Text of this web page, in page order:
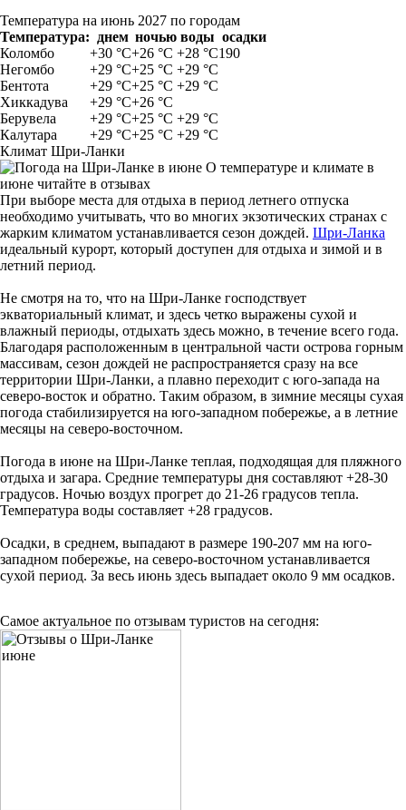
Температура на июнь 2027 по городам
Температура: днем ночью воды осадки
Коломбо
+30 °С+26 °С +28 °С190
Негомбо
+29 °С+25 °С +29 °С
Бентота
+29 °С+25 °С +29 °С
Хиккадува
+29 °С+26 °С
Берувела
+29 °С+25 °С +29 °С
Калутара
+29 °С+25 °С +29 °С
Климат Шри-Ланки
О температуре и климате в
июне читайте в отзывах
При выборе места для отдыха в период летнего отпуска
необходимо учитывать, что во многих экзотических странах с
жарким климатом устанавливается сезон дождей. Шри-Ланка
идеальный курорт, который доступен для отдыха и зимой и в
летний период.
Не смотря на то, что на Шри-Ланке господствует
экваториальный климат, и здесь четко выражены сухой и
влажный периоды, отдыхать здесь можно, в течение всего года.
Благодаря расположенным в центральной части острова горным
массивам, сезон дождей не распространяется сразу на все
территории Шри-Ланки, а плавно переходит с юго-запада на
северо-восток и обратно. Таким образом, в зимние месяцы сухая
погода стабилизируется на юго-западном побережье, а в летние
месяцы на северо-восточном.
Погода в июне на Шри-Ланке теплая, подходящая для пляжного
отдыха и загара. Средние температуры дня составляют +28-30
градусов. Ночью воздух прогрет до 21-26 градусов тепла.
Температура воды составляет +28 градусов.
Осадки, в среднем, выпадают в размере 190-207 мм на юго-
западном побережье, на северо-восточном устанавливается
сухой период. За весь июнь здесь выпадает около 9 мм осадков.
Самое актуальное по отзывам туристов на сегодня: